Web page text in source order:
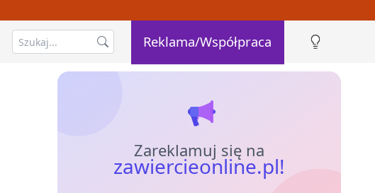
Reklama/Współpraca
Zareklamuj się na
zawiercieonline.pl!